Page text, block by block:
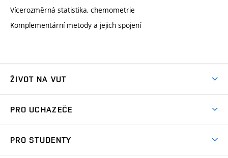
Vícerozměrná statistika, chemometrie
Komplementární metody a jejich spojení
ŽIVOT NA VUT
Koleje
PRO UCHAZEČE
PRO STUDENTY